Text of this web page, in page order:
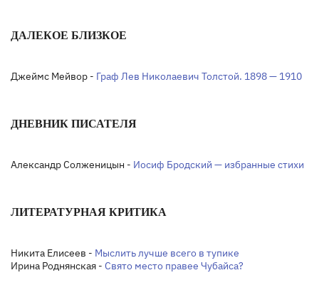
ДАЛЕКОЕ БЛИЗКОЕ
Джеймс Мейвор - Граф Лев Николаевич Толстой. 1898 — 1910
ДНЕВНИК ПИСАТЕЛЯ
Александр Солженицын - Иосиф Бродский — избранные стихи
ЛИТЕРАТУРНАЯ КРИТИКА
Никита Елисеев - Мыслить лучше всего в тупике
Ирина Роднянская - Свято место правее Чубайса?